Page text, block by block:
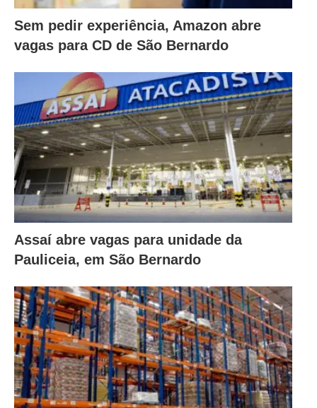
Sem pedir experiência, Amazon abre
vagas para CD de São Bernardo
Assaí abre vagas para unidade da
Pauliceia, em São Bernardo